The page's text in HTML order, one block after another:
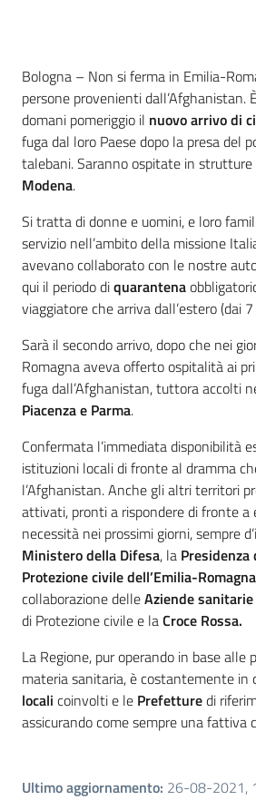
Contenuto
Bologna – Non si ferma in Emilia-
persone provenienti dall’Afghanistan.
domani pomeriggio il nuovo arrivo di
fuga dal loro Paese dopo la presa del
talebani. Saranno ospitate in
Modena.
Si tratta di donne e uomini, e loro
servizio nell’ambito della missione
avevano collaborato con le nostre
qui il periodo diquarantena
viaggiatore che arriva dall’estero (dai
Sarà il secondo arrivo, dopo che nei
Romagna aveva offerto ospitalità ai
fuga dall’Afghanistan, tuttora accolti
Piacenzae Parma.
Confermata l’immediata disponibilità
istituzioni locali di fronte al dramma
l’Afghanistan. Anche gli altri territori
attivati, pronti a rispondere di fronte a
necessità nei prossimi giorni, sempre
Ministero della Difesa, la Presidenza
Protezione civile dell’Emilia-Romagna
collaborazione delleAziende
di Protezione civile e laCroce Rossa.
La Regione, pur operando in base alle
materia sanitaria, è costantemente
locali coinvolti e le Prefetturedi
assicurando come sempre una fattiva
Ultimo aggiornamento: 26-08-2021,